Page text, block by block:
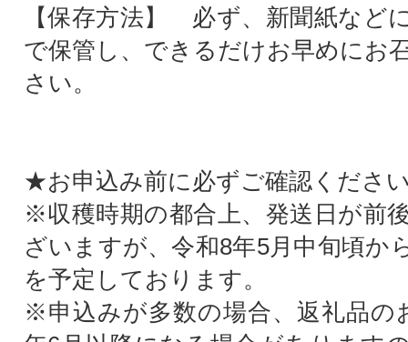
【保存方法】 必ず、新聞紙など
で保管し、できるだけお早めにお
さい。
★お申込み前に必ずご確認くださ
※収穫時期の都合上、発送日が前
ざいますが、令和8年5月中旬頃か
を予定しております。
※申込みが多数の場合、返礼品の